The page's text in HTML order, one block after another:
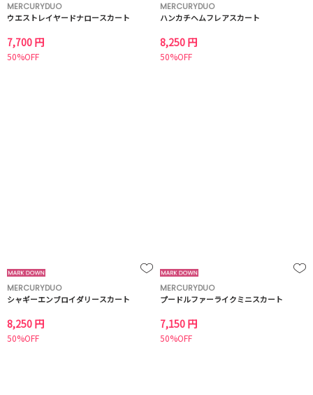
MERCURYDUO
ウエストレイヤードナロースカート
7,700 円
50%OFF
MERCURYDUO
ハンカチヘムフレアスカート
8,250 円
50%OFF
MERCURYDUO
シャギーエンブロイダリースカート
8,250 円
50%OFF
MERCURYDUO
プードルファーライクミニスカート
7,150 円
50%OFF